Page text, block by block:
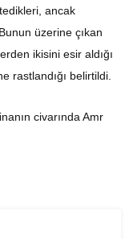
ancak
üzerine çıkan
ikisini esir aldığı
rastlandığı belirtildi.
civarında Amr